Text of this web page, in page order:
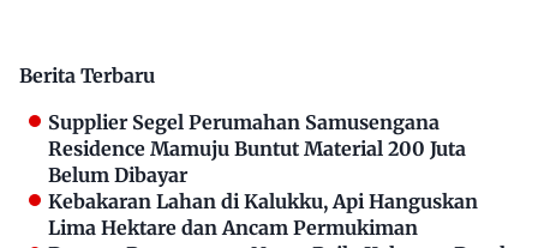
Berita Terbaru
Supplier Segel Perumahan Samusengana
Residence Mamuju Buntut Material 200 Juta
Belum Dibayar
Kebakaran Lahan di Kalukku, Api Hanguskan
Lima Hektare dan Ancam Permukiman